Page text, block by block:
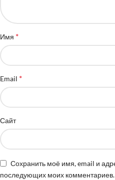
Имя *
Email *
Сайт
Сохранить моё имя, email и
последующих моих комментариев.